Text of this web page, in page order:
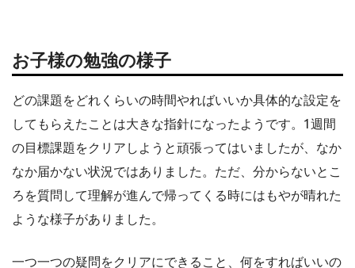
お子様の勉強の様子
どの課題をどれくらいの時間やればいいか具体的な設定を
してもらえたことは大きな指針になったようです。1週間
の目標課題をクリアしようと頑張ってはいましたが、なか
なか届かない状況ではありました。ただ、分からないとこ
ろを質問して理解が進んで帰ってくる時にはもやが晴れた
ような様子がありました。
一つ一つの疑問をクリアにできること、何をすればいいの